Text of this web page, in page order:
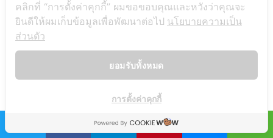
กราฟฟิกดีไซน์เนอร์ที่เรียนภาษาจีน แบบ
เรียนๆหยุดๆ จนมารอบล่าสุดเรียนต่อเนื่อง
แล้ว สนใจภาษา การใช้งาน และ การเล่าเรื่อง
ผสมทักษะการออกแบบ เล่าเรื่องและภาษา
OPEN
คลิกที่ “การตั้งค่าคุกกี้” ผมขอขอบคุณและหวังว่าคุณจะ
ยินดีให้ผมเก็บข้อมูลเพื่อพัฒนาต่อไป นโยบายความเป็น
ส่วนตัว
ยอมรับทั้งหมด
การตั้งค่าคุกกี้